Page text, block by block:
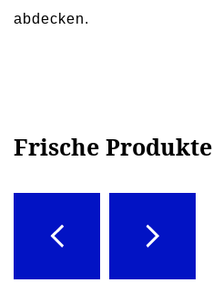
abdecken.
Frische Produkte